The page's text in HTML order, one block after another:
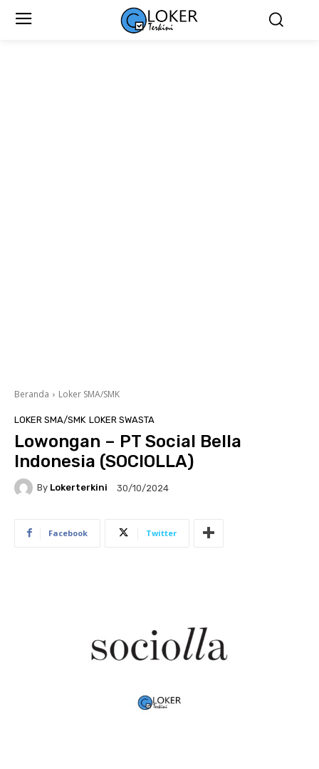
Beranda Loker SMA/SMK
LOKER SMA/SMK LOKER SWASTA
Lowongan – PT Social Bella
Indonesia (SOCIOLLA)
By Lokerterkini 30/10/2024
Facebook Twitter